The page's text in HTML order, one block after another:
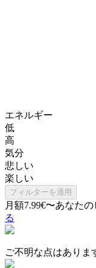
エネルギー
低
高
気分
悲しい
楽しい
フィルターを適用
月額7.99€〜あなた
る
ご不明な点はありま